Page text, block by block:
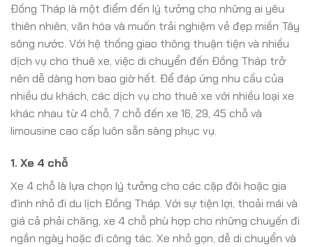
Đồng Tháp là một điểm đến lý tưởng cho những ai yêu
thiên nhiên, văn hóa và muốn trải nghiệm vẻ đẹp miền Tây
sông nước. Với hệ thống giao thông thuận tiện và nhiều
dịch vụ cho thuê xe, việc di chuyển đến Đồng Tháp trở
nên dễ dàng hơn bao giờ hết. Để đáp ứng nhu cầu của
nhiều du khách, các dịch vụ cho thuê xe với nhiều loại xe
khác nhau từ 4 chỗ, 7 chỗ đến xe 16, 29, 45 chỗ và
limousine cao cấp luôn sẵn sàng phục vụ.
1. Xe 4 chỗ
Xe 4 chỗ là lựa chọn lý tưởng cho các cặp đôi hoặc gia
đình nhỏ đi du lịch Đồng Tháp. Với sự tiện lợi, thoải mái và
giá cả phải chăng, xe 4 chỗ phù hợp cho những chuyến đi
ngắn ngày hoặc đi công tác. Xe nhỏ gọn, dễ di chuyển và